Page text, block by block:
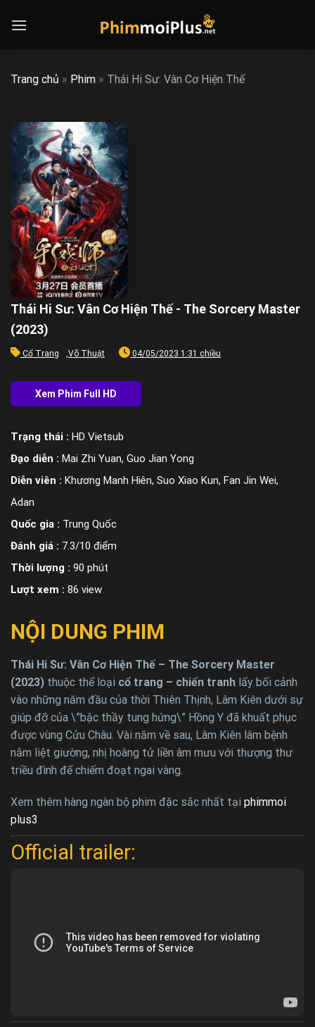
Trang chủ » Phim » Thái Hi Sư: Vân Cơ Hiện Thế
Thái Hi Sư: Vân Cơ Hiện Thế - The Sorcery Master
(2023)
Cổ Trang Võ Thuật 04/05/2023 1:31 chiều
Trạng thái : HD Vietsub
Đạo diễn : Mai Zhi Yuan, Guo Jian Yong
Diễn viên : Khương Manh Hiên, Suo Xiao Kun, Fan Jin Wei,
Adan
Quốc gia : Trung Quốc
Đánh giá : 7.3/10 điểm
Thời lượng : 90 phút
Lượt xem : 86 view
NỘI DUNG PHIM
Thái Hi Sư: Vân Cơ Hiện Thế – The Sorcery Master
(2023) thuộc thể loại cổ trang – chiến tranh lấy bối cảnh
vào những năm đầu của thời Thiên Thịnh, Lâm Kiên dưới sự
giúp đỡ của \”bậc thầy tung hứng\” Hồng Y đã khuất phục
được vùng Cửu Châu. Vài năm về sau, Lâm Kiên lâm bệnh
nằm liệt giường, nhị hoàng tử liền âm mưu với thượng thư
triều đình để chiếm đoạt ngai vàng.
Xem thêm hàng ngàn bộ phim đặc sắc nhất tại phimmoi
plus3
Official trailer: